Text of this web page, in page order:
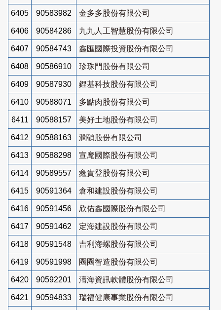
6405 90583982 金多多股份有限公司
6406 90584286 九九人工智慧股份有限公司
6407 90584743 鑫匯國際投資股份有限公司
6408 90586910 珍珠門股份有限公司
6409 90587930 鋰基科技股份有限公司
6410 90588071 多點肉股份有限公司
6411 90588157 美好土地股份有限公司
6412 90588163 潤碩股份有限公司
6413 90588298 宣麾國際股份有限公司
6414 90589557 鑫貴登股份有限公司
6415 90591364 倉和建設股份有限公司
6416 90591456 欣佑鑫國際股份有限公司
6417 90591462 定海建設股份有限公司
6418 90591548 吉利海螺股份有限公司
6419 90591998 圈圈智造股份有限公司
6420 90592201 濤海資訊軟體股份有限公司
6421 90594833 瑞福健康事業股份有限公司